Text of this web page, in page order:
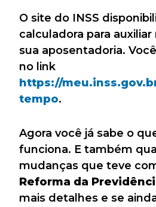
O site do INSS
calculadora para
sua aposentadoria.
no link
https://
tempo.
Agora você já sabe o
funciona. E também
mudanças que teve
Reforma da
mais detalhes e se